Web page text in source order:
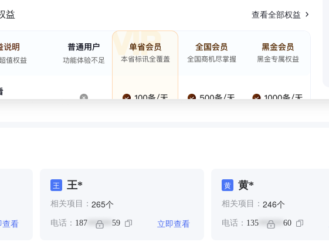
益 查看全部权益
查看
王 王*
相关项目： 265个
电话： 187 ****** 59 立即查看
黄 黄*
相关项目： 246个
电话： 135 ****** 60